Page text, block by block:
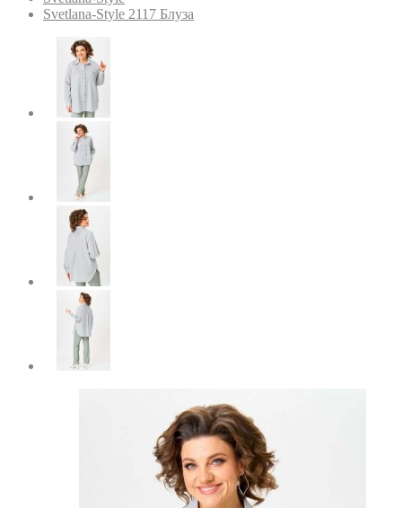
Svetlana-Style 2117 Блуза